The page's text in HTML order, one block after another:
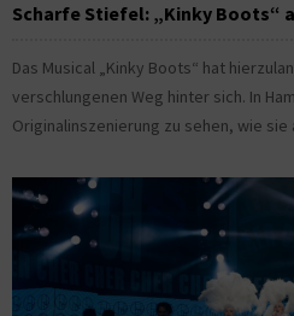
Scharfe Stiefel: „Kinky Boots“
Das Musical „Kinky Boots“ hat
verschlungenen Weg hinter sich. In
Originalinszenierung zu sehen, wie sie